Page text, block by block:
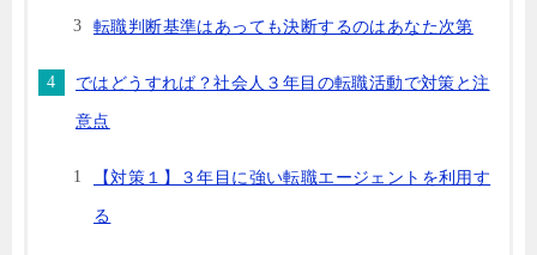
転職判断基準はあっても決断するのはあなた次第
ではどうすれば？社会人３年目の転職活動で対策と注
意点
【対策１】３年目に強い転職エージェントを利用す
る